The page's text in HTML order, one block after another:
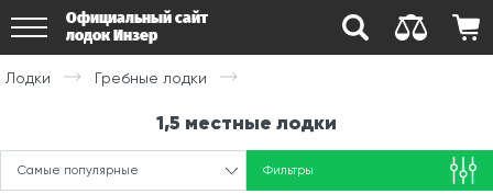
Официальный сайт
лодок Инзер
Лодки Гребные лодки
1,5 местные лодки
Самые популярные Фильтры